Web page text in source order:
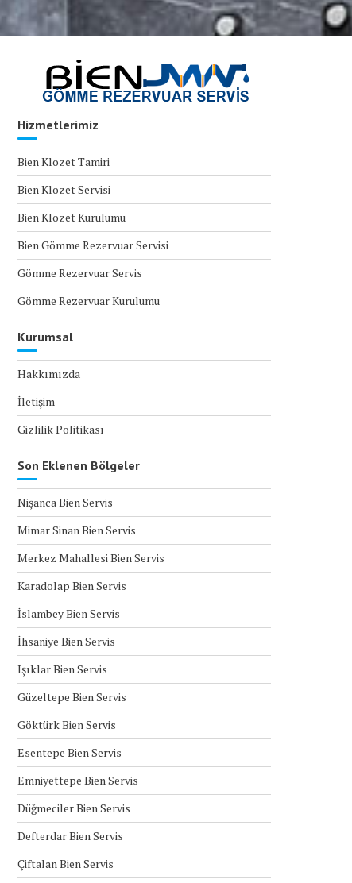
Hizmetlerimiz
Bien Klozet Tamiri
Bien Klozet Servisi
Bien Klozet Kurulumu
Bien Gömme Rezervuar Servisi
Gömme Rezervuar Servis
Gömme Rezervuar Kurulumu
Kurumsal
Hakkımızda
İletişim
Gizlilik Politikası
Son Eklenen Bölgeler
Nişanca Bien Servis
Mimar Sinan Bien Servis
Merkez Mahallesi Bien Servis
Karadolap Bien Servis
İslambey Bien Servis
İhsaniye Bien Servis
Işıklar Bien Servis
Güzeltepe Bien Servis
Göktürk Bien Servis
Esentepe Bien Servis
Emniyettepe Bien Servis
Düğmeciler Bien Servis
Defterdar Bien Servis
Çiftalan Bien Servis